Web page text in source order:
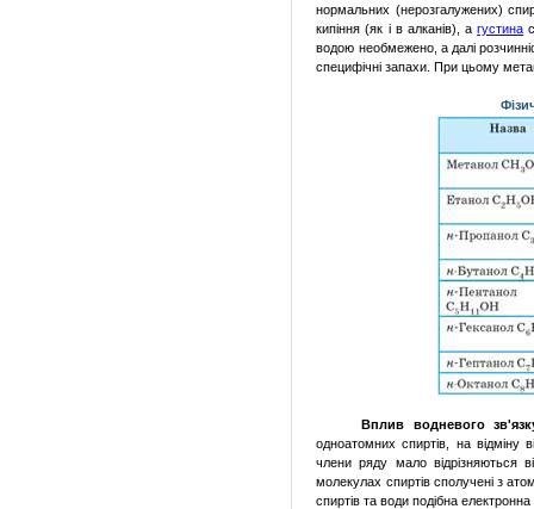
нормальних (нерозгалужених)
кипіння (як і в алканів), агустина
водою необмежено, а далі
специфічні запахи. При цьому
Вплив водневого
одноатомних спиртів, на відміну
члени ряду мало
молекулах спиртів сполучені з
спиртів та води подібна